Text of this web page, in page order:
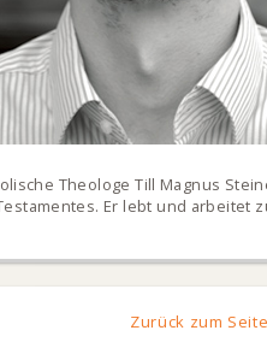
Theologe Till Magnus
Er lebt und arbeitet
Zurück zum